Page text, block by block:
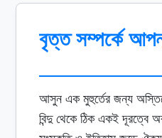
বৃত্ত সম্পর্কে
আসুন এক মুহুর্তের জন্য
বিন্দু থেকে ঠিক একই দূরত্বে